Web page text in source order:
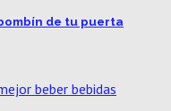
de tu puerta